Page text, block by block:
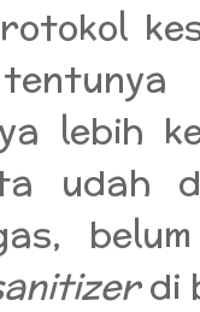
lebih
udah
di